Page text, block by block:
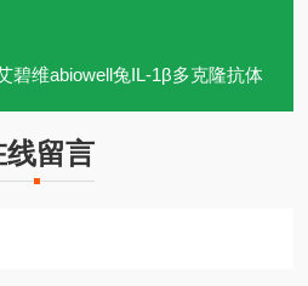
碧维abiowell兔IL-1β多克隆抗体
线留言